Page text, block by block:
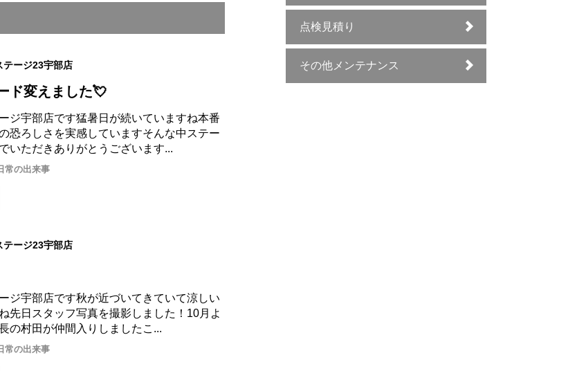
テージ23宇部店
ド変えました💘
ジ宇部店です猛暑日が続いていますね本番
恐ろしさを実感していますそんな中ステー
いただきありがとうございます...
常の出来事
テージ23宇部店
ジ宇部店です秋が近づいてきていて涼しい
先日スタッフ写真を撮影しました！10月よ
の村田が仲間入りしましたこ...
常の出来事
点検見積り
その他メンテナンス